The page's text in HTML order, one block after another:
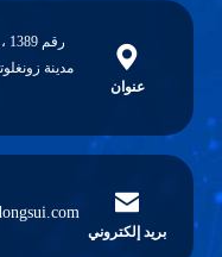
عنوان
مدينة
بريد إلكتروني